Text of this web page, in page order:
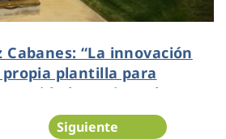
Cabanes: “La innovación
plantilla para
y mejorar la
Siguiente